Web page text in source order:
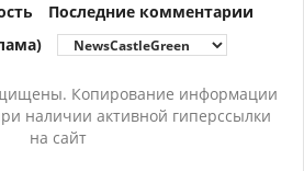
Последние комментарии
Копирование информации
наличии активной гиперссылки
на сайт